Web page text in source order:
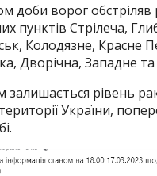
доби ворог
пунктів Стрілеча,
Колодязне, Красне
Дворічна, Западне
залишається рівень
України,